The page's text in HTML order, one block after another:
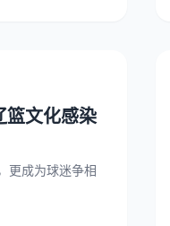
篮文化感染
更成为球迷争相